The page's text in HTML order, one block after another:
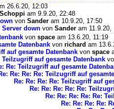
26.6.20, 12:03
Schoppi am 9.9.20, 22:48
von Sander am 10.9.20, 17:50
Server down von Sander am 11.9.20,
von space am 13.6.20, 11:19
Datenbank von richard am
auf gesamte Datenbank von space
Teilzugriff auf gesamte Datenbank
Re: Teilzugriff auf gesamte
Re: Re: Re: Teilzugriff auf
Re: Re: Re: Re: Teilzugriff auf
Re: Re: Re: Re: Re:
Re: Re: Re: Re: Re:
Re: Re: Re: Re: